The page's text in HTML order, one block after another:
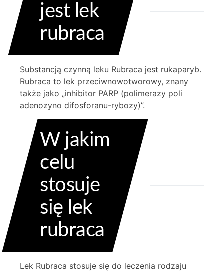
jest lek
rubraca
Substancją czynną leku Rubraca jest rukaparyb.
Rubraca to lek przeciwnowotworowy, znany
także jako „inhibitor PARP (polimerazy poli
adenozyno difosforanu-rybozy)”.
W jakim
celu
stosuje
się lek
rubraca
Lek Rubraca stosuje się do leczenia rodzaju